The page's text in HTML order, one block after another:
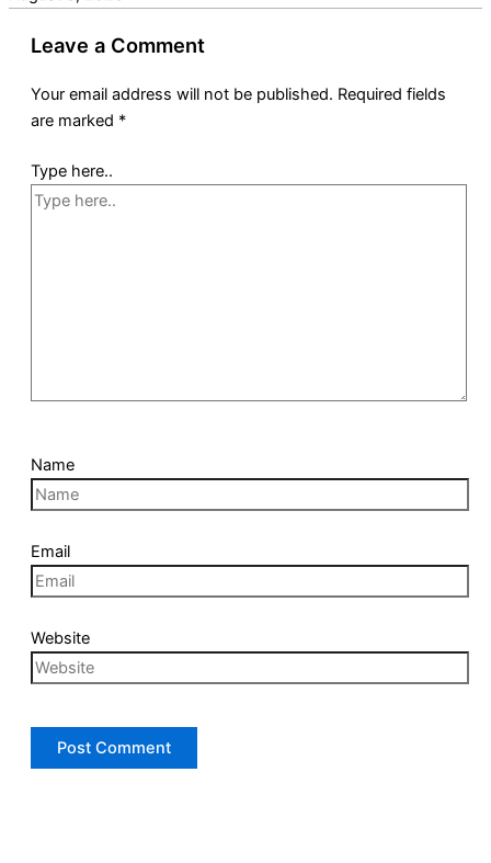
Leave a Comment
Your email address will not be published. Required fields
are marked *
Type here..
Name
Email
Website